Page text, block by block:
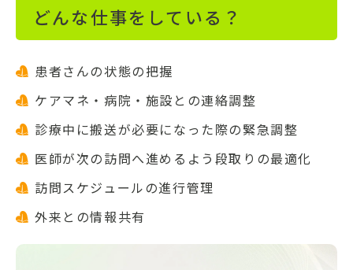
どんな仕事をしている？
患者さんの状態の把握
ケアマネ・病院・施設との連絡調整
診療中に搬送が必要になった際の緊急調整
医師が次の訪問へ進めるよう段取りの最適化
訪問スケジュールの進行管理
外来との情報共有